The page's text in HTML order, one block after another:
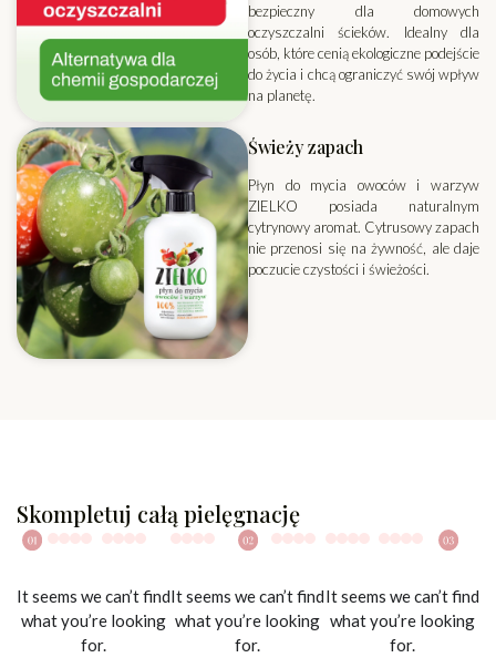
bezpieczny dla domowych
oczyszczalni ścieków. Idealny dla
osób, które cenią ekologiczne podejście
do życia i chcą ograniczyć swój wpływ
na planetę.
Świeży zapach
Płyn do mycia owoców i warzyw
ZIELKO posiada naturalnym
cytrynowy aromat. Cytrusowy zapach
nie przenosi się na żywność, ale daje
poczucie czystości i świeżości.
Skompletuj całą pielęgnację
It seems we can’t find
what you’re looking
for.
It seems we can’t find
what you’re looking
for.
It seems we can’t find
what you’re looking
for.